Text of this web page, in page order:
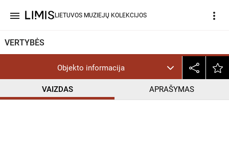
menu LIETUVOS MUZIEJŲ KOLEKCIJOS more_vert
VERTYBĖS
Objekto informacija
VAIZDAS APRAŠYMAS